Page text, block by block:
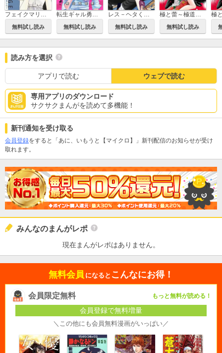
フェイクマリッジ～元彼の子を身ごもって捨てられたらセレブ彼に求婚されました～【マイクロ】
無料試し読み
転生ギャル勇者と囚われの姫～モラハラ義実家を攻略せよ～【マイクロ】
無料試し読み
レス－ヘタくそなのはお互いさまです。－【マイクロ】
無料試し読み
極と蕾～極道と恋を知らない人妻と～
無料試し読み
読み方を選択
アプリで読む ウェブで読む
専用アプリのダウンロード
サクサクまんがを読めて多機能！
新刊通知を受け取る
会員登録をすると「あに、いもうと【マイクロ】」新刊配信のお知らせが受け
取れます。
みんなのまんがレポ
現在まんがレポはありません。
無料会員 になると こんなにお得！
会員限定無料 もっと無料が読める！
会員登録で無料増量
＼この他にも会員無料漫画がいっぱい／